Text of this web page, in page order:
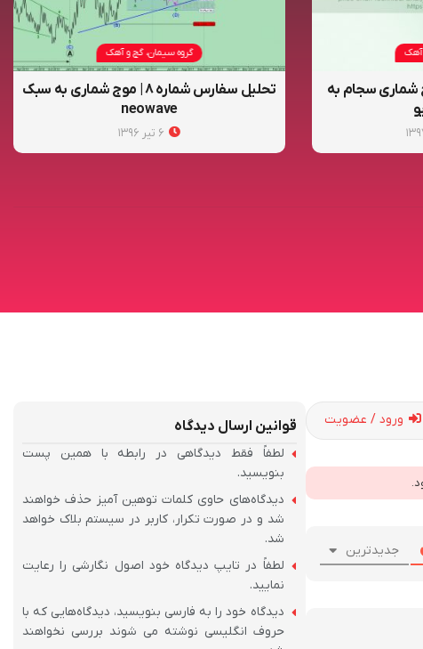
آهک
شماره ۱ | موج شماری سجام به
گروه سیمان، گچ و آهک
تحلیل سفارس شماره ۸ | موج شماری به سبک
neowave
ورود / عضویت
جدیدترین
قوانین ارسال دیدگاه
لطفاً فقط دیدگاهی در رابطه با همین پست
بنویسید.
دیدگاه‌های حاوی کلمات توهین آمیز حذف خواهند
شد و در صورت تکرار، کاربر در سیستم بلاک خواهد
شد.
لطفاً در تایپ دیدگاه خود اصول نگارشی را رعایت
نمایید.
دیدگاه خود را به فارسی بنویسید، دیدگاه‌هایی که با
حروف انگلیسی نوشته می شوند بررسی نخواهند